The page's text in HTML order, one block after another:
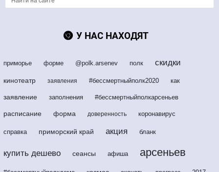
У НАС НАХОДЯТ
приморье форме @polk.arsenev полк скидки
кинотеатр заявления #бессмертныйполк2020 как
заявление заполнения #бессмертныйполкарсеньев
расписание форма доверенность коронавирус
справка приморский край акция бланк
купить дешево сеансы афиша арсеньев